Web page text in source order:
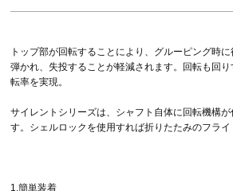
トップ部が回転することにより、グルーピング時
弾かれ、失投することが軽減されます。回転も回
転率を実現。
サイレントシリーズは、シャフト自体に回転機構
す。シェルロックを使用すれば折りたたみのフライ
1.簡単装着